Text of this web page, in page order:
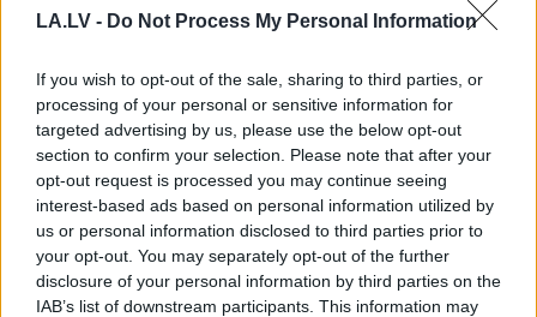
LA.LV - Do Not Process My Personal Information
If you wish to opt-out of the sale, sharing to third parties, or
processing of your personal or sensitive information for
targeted advertising by us, please use the below opt-out
section to confirm your selection. Please note that after your
opt-out request is processed you may continue seeing
interest-based ads based on personal information utilized by
us or personal information disclosed to third parties prior to
your opt-out. You may separately opt-out of the further
disclosure of your personal information by third parties on the
IAB’s list of downstream participants. This information may
Lietuviešuuzņēmējs
piedāvā vēl nedzirdētu
risinājumu “airBaltic”
glābšanai: “”airBaltic”
mums nav vienkārši
uzņēmums”
Smaida kā saulītes! 3
vispozitīvākās zodiaka
zīmes – laimīgi tie, kas
viņu tuvumā